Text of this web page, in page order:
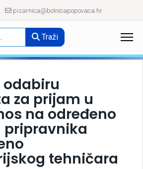
pisarnica@bolnicapopovaca.hr
Traži
odabiru
za prijam u
na određeno
tehničara